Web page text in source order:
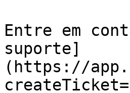
Entre em
suporte]
(https://